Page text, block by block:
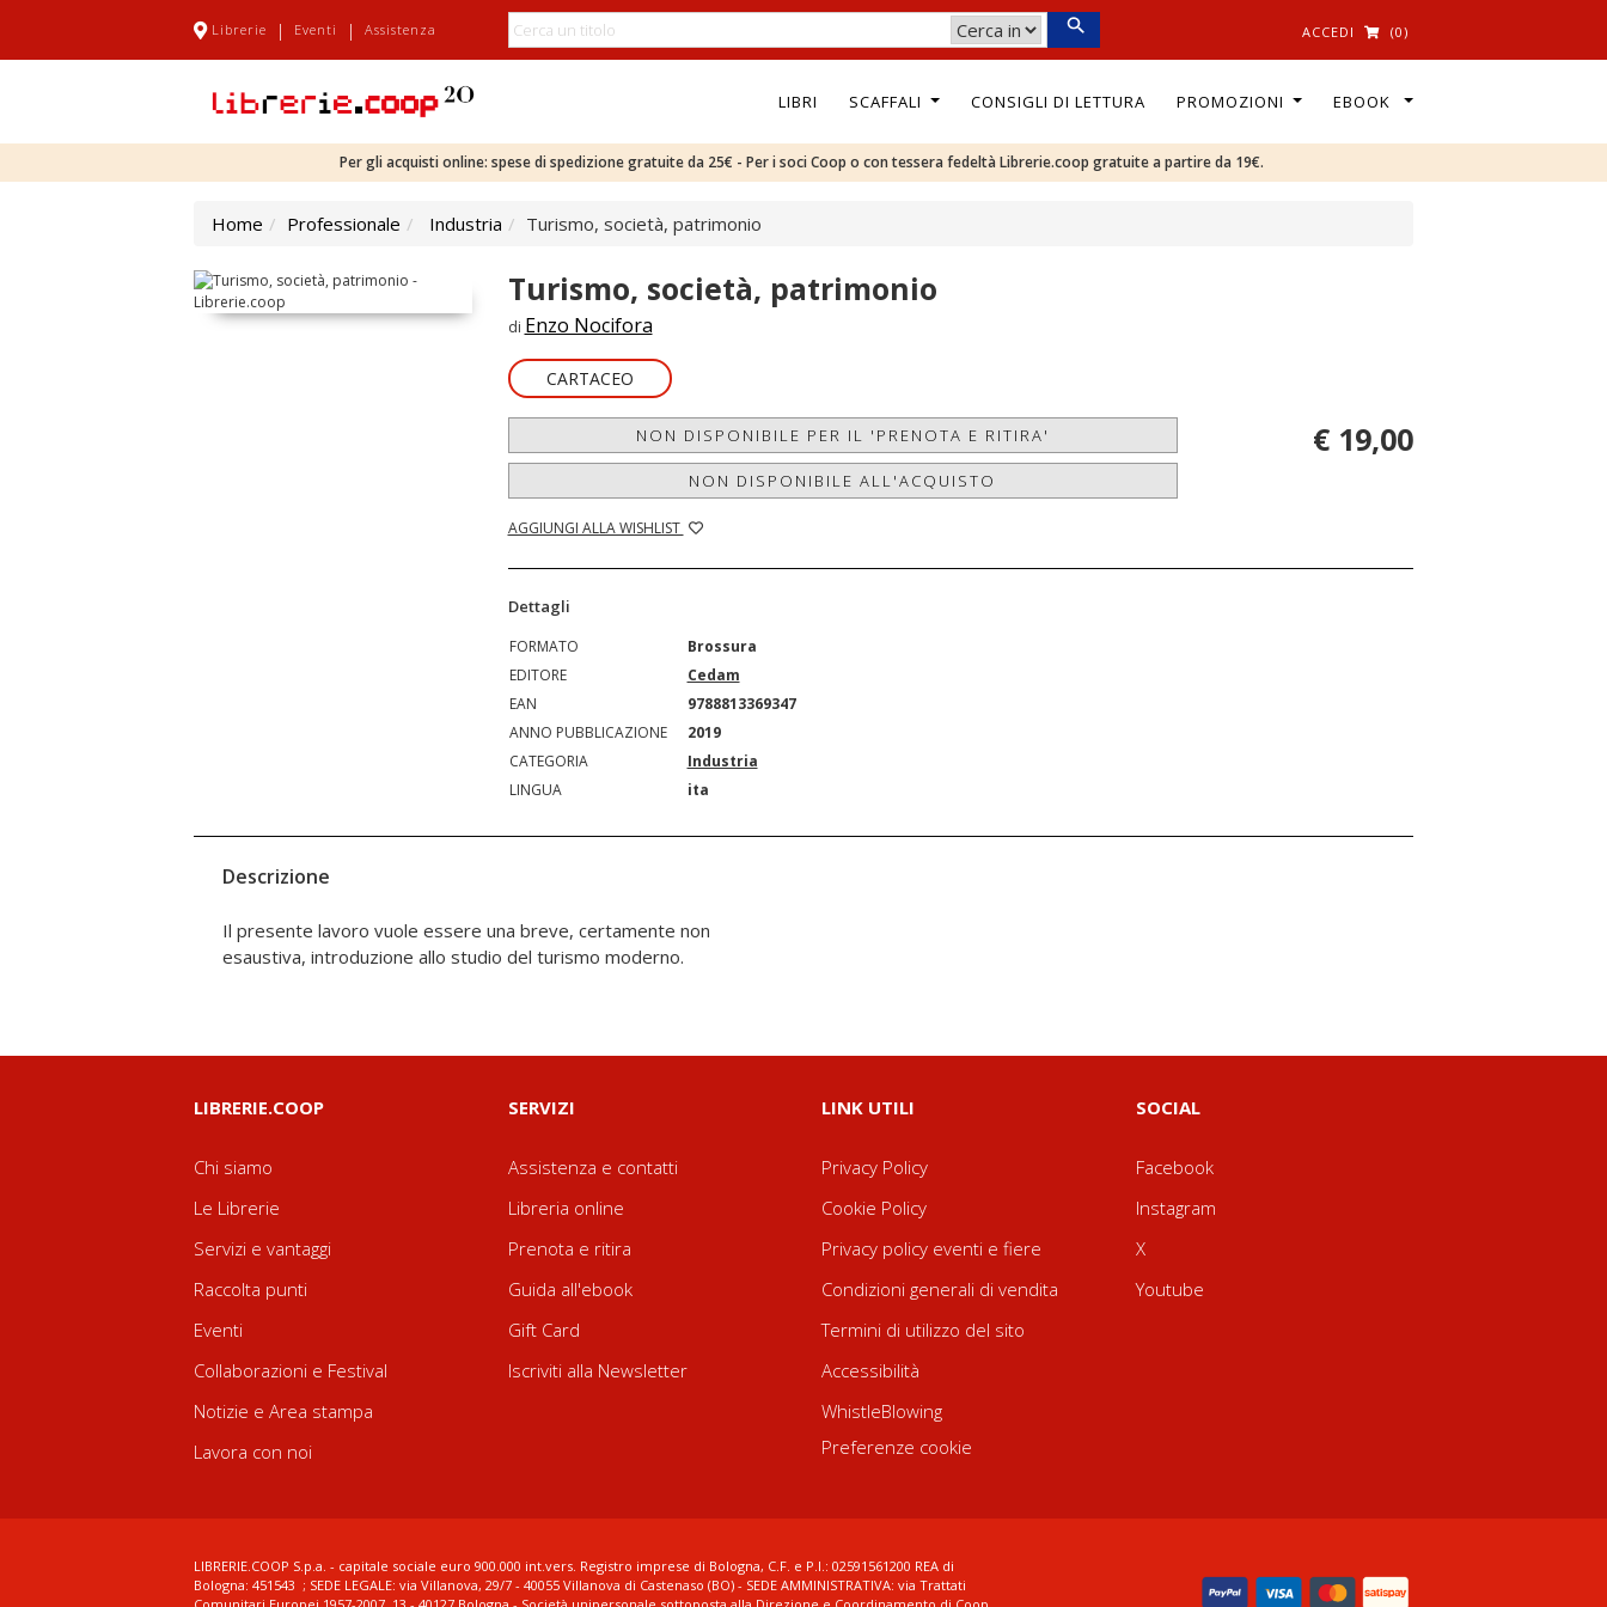
Librerie | Eventi | Assistenza ACCEDI (0)
LIBRI SCAFFALI CONSIGLI DI LETTURA PROMOZIONI EBOOK
Per gli acquisti online: spese di spedizione gratuite da 25€ - Per i soci Coop o con tessera fedeltà Librerie.coop gratuite a partire da 19€.
Home Professionale Industria Turismo, società, patrimonio
Turismo, società, patrimonio
di Enzo Nocifora
CARTACEO
NON DISPONIBILE PER IL 'PRENOTA E RITIRA'
NON DISPONIBILE ALL'ACQUISTO
AGGIUNGI ALLA WISHLIST
€ 19,00
Dettagli
FORMATO
Brossura
EDITORE
Cedam
EAN
9788813369347
ANNO PUBBLICAZIONE
2019
CATEGORIA
Industria
LINGUA
ita
Descrizione
Il presente lavoro vuole essere una breve, certamente non
esaustiva, introduzione allo studio del turismo moderno.
LIBRERIE.COOP
Chi siamo
Le Librerie
Servizi e vantaggi
Raccolta punti
Eventi
Collaborazioni e Festival
Notizie e Area stampa
Lavora con noi
SERVIZI
Assistenza e contatti
Libreria online
Prenota e ritira
Guida all'ebook
Gift Card
Iscriviti alla Newsletter
LINK UTILI
Privacy Policy
Cookie Policy
Privacy policy eventi e fiere
Condizioni generali di vendita
Termini di utilizzo del sito
Accessibilità
WhistleBlowing
Preferenze cookie
SOCIAL
Facebook
Instagram
X
Youtube
LIBRERIE.COOP S.p.a. - capitale sociale euro 900.000 int.vers. Registro imprese di Bologna, C.F. e P.I.: 02591561200 REA di
Bologna: 451543 ; SEDE LEGALE: via Villanova, 29/7 - 40055 Villanova di Castenaso (BO) - SEDE AMMINISTRATIVA: via Trattati